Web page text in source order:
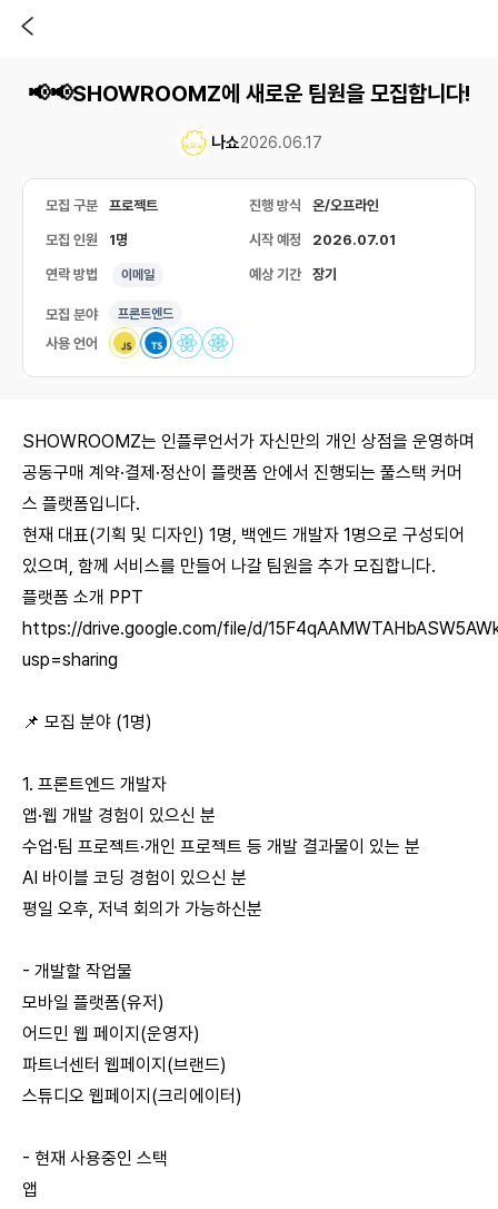
📢📢SHOWROOMZ에 새로운 팀원을 모집합니다!
나쇼2026.06.17
모집 구분 프로젝트 진행 방식 온/오프라인
모집 인원 1명 시작 예정 2026.07.01
연락 방법 이메일 예상 기간 장기
모집 분야 프론트엔드
사용 언어
SHOWROOMZ는 인플루언서가 자신만의 개인 상점을 운영하며
공동구매 계약·결제·정산이 플랫폼 안에서 진행되는 풀스택 커머
스 플랫폼입니다.
현재 대표(기획 및 디자인) 1명, 백엔드 개발자 1명으로 구성되어
있으며, 함께 서비스를 만들어 나갈 팀원을 추가 모집합니다.
플랫폼 소개 PPT
https://drive.google.com/file/d/
usp=sharing
📌 모집 분야 (1명)
1. 프론트엔드 개발자
앱·웹 개발 경험이 있으신 분
수업·팀 프로젝트·개인 프로젝트 등 개발 결과물이 있는 분
AI 바이블 코딩 경험이 있으신 분
평일 오후, 저녁 회의가 가능하신분
- 개발할 작업물
모바일 플랫폼(유저)
어드민 웹 페이지(운영자)
파트너센터 웹페이지(브랜드)
스튜디오 웹페이지(크리에이터)
- 현재 사용중인 스택
앱